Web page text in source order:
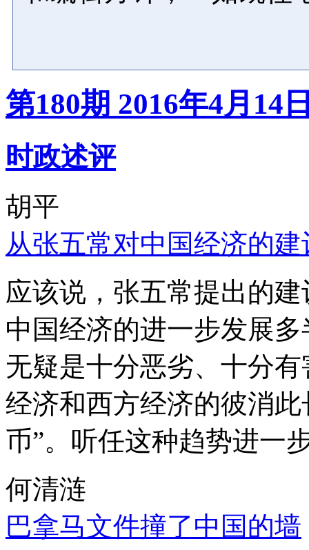
第180期 2016年4月14
时政述评
胡平
从张五常对中国经济的
应该说，张五常提出的
中国经济的进一步发展
无疑是十分恶劣、十分
经济和西方经济的彼消
币”。听任这种趋势进一
何清涟
巴拿马文件撞了中国的墙